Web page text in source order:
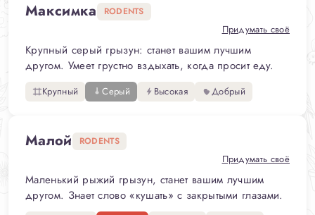
Максимка RODENTS
Придумать своё
Крупный серый грызун: станет вашим лучшим
другом. Умеет грустно вздыхать, когда просит еду.
Крупный Серый Высокая Добрый
Малой RODENTS
Придумать своё
Маленький рыжий грызун, станет вашим лучшим
другом. Знает слово «кушать» с закрытыми глазами.